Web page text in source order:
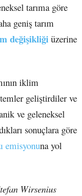
tarıma göre
geniş tarım
değişikliği üzerine
iklim
geliştirdiler ve
ve geleneksel
sonuçlara göre
emisyonuna yol
Wirsenius